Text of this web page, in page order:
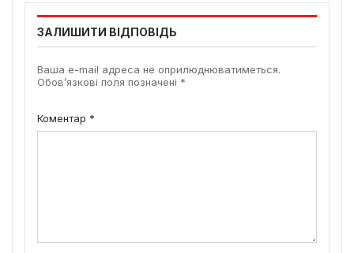
ЗАЛИШИТИ ВІДПОВІДЬ
Ваша e-mail адреса не оприлюднюватиметься.
Обов’язкові поля позначені *
Коментар *